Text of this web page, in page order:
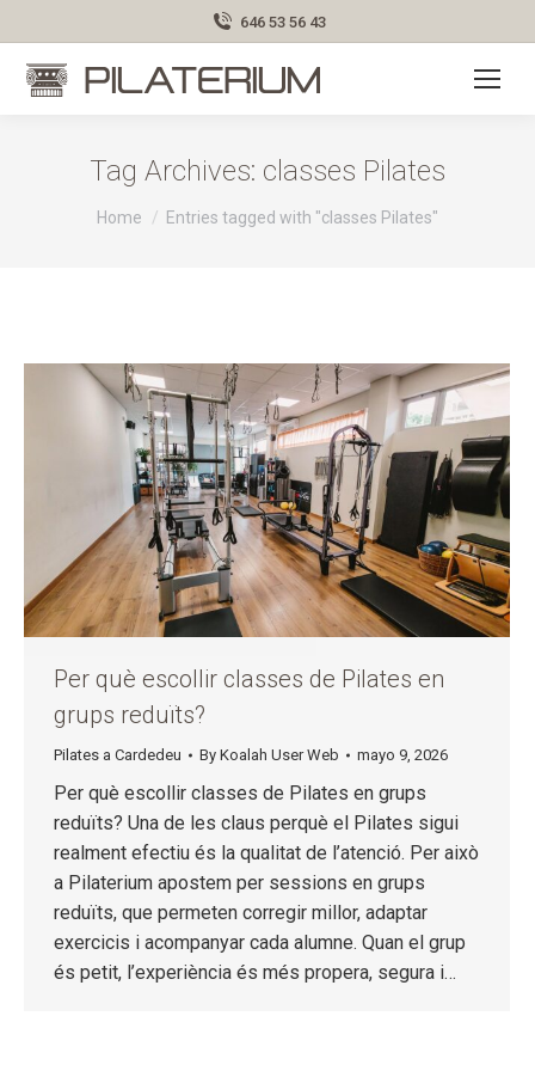
646 53 56 43
Tag Archives: classes Pilates
You are here:
Home Entries tagged with "classes Pilates"
Per què escollir classes de Pilates en
grups reduïts?
Pilates a Cardedeu By Koalah User Web mayo 9, 2026
Per què escollir classes de Pilates en grups
reduïts? Una de les claus perquè el Pilates sigui
realment efectiu és la qualitat de l’atenció. Per això
a Pilaterium apostem per sessions en grups
reduïts, que permeten corregir millor, adaptar
exercicis i acompanyar cada alumne. Quan el grup
és petit, l’experiència és més propera, segura i…